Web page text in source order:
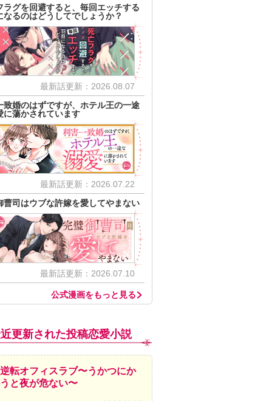
ラグを回避すると、毎回エッチする
なるのはどうしてでしょうか？
最新話更新：2026.08.07
致婚のはずですが、ホテル王の一途
に蕩かされています
最新話更新：2026.07.22
曹司はウブな許嫁を愛してやまない
最新話更新：2026.07.10
公式漫画をもっと見る
更新された投稿恋愛小説
転オフィスラブ〜うかつにか
と夜が危ない〜